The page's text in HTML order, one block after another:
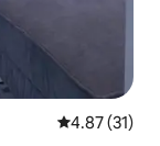
Calificación
4.87 (31)